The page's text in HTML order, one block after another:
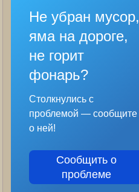
Не убран мусор,
яма на дороге,
не горит
фонарь?
Столкнулись с
проблемой — сообщите
о ней!
Сообщить о
проблеме